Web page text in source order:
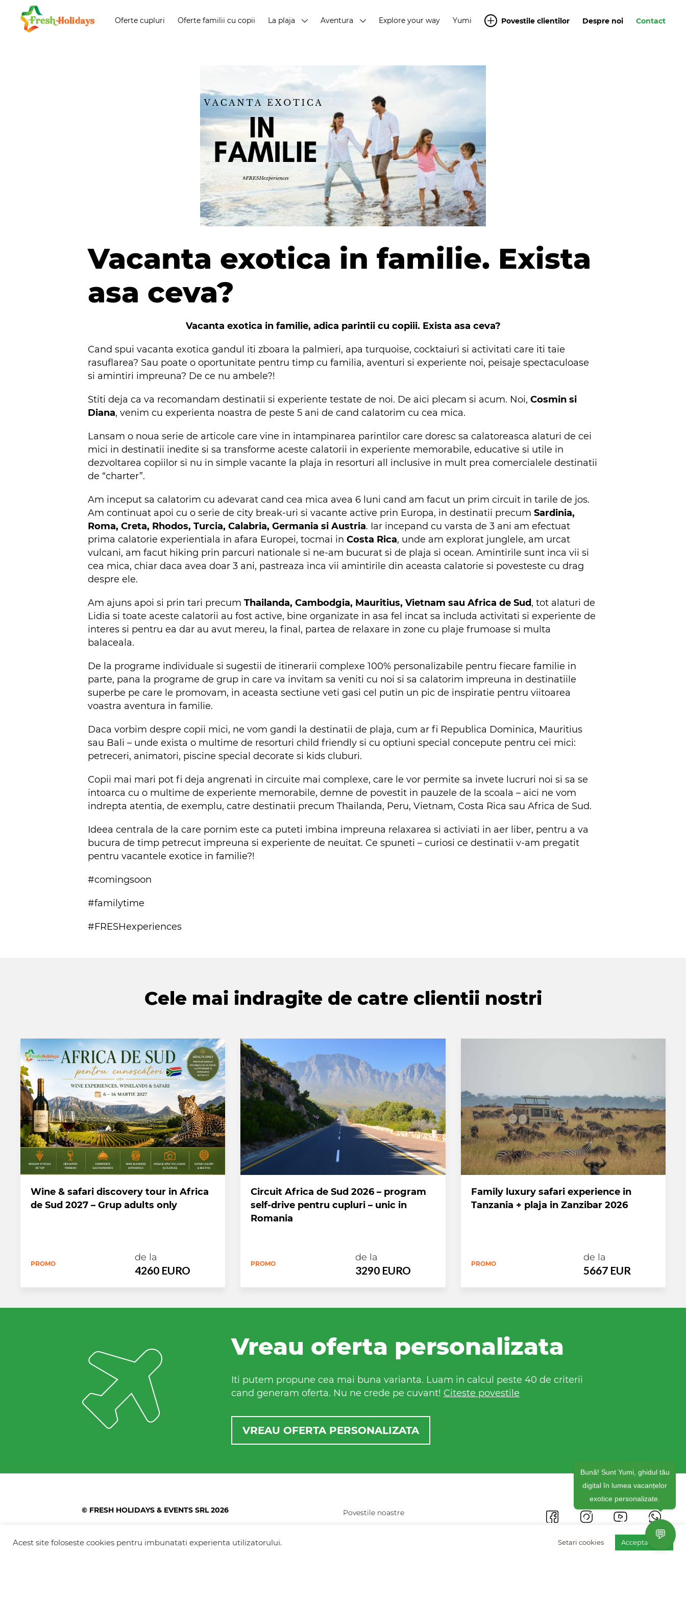
Oferte cupluri Oferte familii cu copii La plaja Aventura Explore your way Yumi Povestile clientilor Despre noi Contact
Vacanta exotica in familie. Exista
asa ceva?
Vacanta exotica in familie, adica parintii cu copiii. Exista asa ceva?
Cand spui vacanta exotica gandul iti zboara la palmieri, apa turquoise, cocktaiuri si activitati care iti taie
rasuflarea? Sau poate o oportunitate pentru timp cu familia, aventuri si experiente noi, peisaje spectaculoase
si amintiri impreuna? De ce nu ambele?!
Stiti deja ca va recomandam destinatii si experiente testate de noi. De aici plecam si acum. Noi, Cosmin si
Diana, venim cu experienta noastra de peste 5 ani de cand calatorim cu cea mica.
Lansam o noua serie de articole care vine in intampinarea parintilor care doresc sa calatoreasca alaturi de cei
mici in destinatii inedite si sa transforme aceste calatorii in experiente memorabile, educative si utile in
dezvoltarea copiilor si nu in simple vacante la plaja in resorturi all inclusive in mult prea comercialele destinatii
de “charter”.
Am inceput sa calatorim cu adevarat cand cea mica avea 6 luni cand am facut un prim circuit in tarile de jos.
Am continuat apoi cu o serie de city break-uri si vacante active prin Europa, in destinatii precum Sardinia,
Roma, Creta, Rhodos, Turcia, Calabria, Germania si Austria. Iar incepand cu varsta de 3 ani am efectuat
prima calatorie experientiala in afara Europei, tocmai in Costa Rica, unde am explorat junglele, am urcat
vulcani, am facut hiking prin parcuri nationale si ne-am bucurat si de plaja si ocean. Amintirile sunt inca vii si
cea mica, chiar daca avea doar 3 ani, pastreaza inca vii amintirile din aceasta calatorie si povesteste cu drag
despre ele.
Am ajuns apoi si prin tari precum Thailanda, Cambodgia, Mauritius, Vietnam sau Africa de Sud, tot alaturi de
Lidia si toate aceste calatorii au fost active, bine organizate in asa fel incat sa includa activitati si experiente de
interes si pentru ea dar au avut mereu, la final, partea de relaxare in zone cu plaje frumoase si multa
balaceala.
De la programe individuale si sugestii de itinerarii complexe 100% personalizabile pentru fiecare familie in
parte, pana la programe de grup in care va invitam sa veniti cu noi si sa calatorim impreuna in destinatiile
superbe pe care le promovam, in aceasta sectiune veti gasi cel putin un pic de inspiratie pentru viitoarea
voastra aventura in familie.
Daca vorbim despre copii mici, ne vom gandi la destinatii de plaja, cum ar fi Republica Dominica, Mauritius
sau Bali – unde exista o multime de resorturi child friendly si cu optiuni special concepute pentru cei mici:
petreceri, animatori, piscine special decorate si kids cluburi.
Copii mai mari pot fi deja angrenati in circuite mai complexe, care le vor permite sa invete lucruri noi si sa se
intoarca cu o multime de experiente memorabile, demne de povestit in pauzele de la scoala – aici ne vom
indrepta atentia, de exemplu, catre destinatii precum Thailanda, Peru, Vietnam, Costa Rica sau Africa de Sud.
Ideea centrala de la care pornim este ca puteti imbina impreuna relaxarea si activiati in aer liber, pentru a va
bucura de timp petrecut impreuna si experiente de neuitat. Ce spuneti – curiosi ce destinatii v-am pregatit
pentru vacantele exotice in familie?!
#comingsoon
#familytime
#FRESHexperiences
Cele mai indragite de catre clientii nostri
Wine & safari discovery tour in Africa
de Sud 2027 – Grup adults only
PROMO
de la
4260 EURO
Circuit Africa de Sud 2026 – program
self-drive pentru cupluri – unic in
Romania
PROMO
de la
3290 EURO
Family luxury safari experience in
Tanzania + plaja in Zanzibar 2026
PROMO
de la
5667 EUR
Vreau oferta personalizata
Iti putem propune cea mai buna varianta. Luam in calcul peste 40 de criterii
cand generam oferta. Nu ne crede pe cuvant! Citeste povestile
VREAU OFERTA PERSONALIZATA
© FRESH HOLIDAYS & EVENTS SRL 2026
Greengate)
Povestile noastre
Acest site foloseste cookies pentru imbunatati experienta utilizatorului. Setari cookies Accepta toate
💬
Bună! Sunt Yumi, ghidul tău
digital în lumea vacanțelor
exotice personalizate.